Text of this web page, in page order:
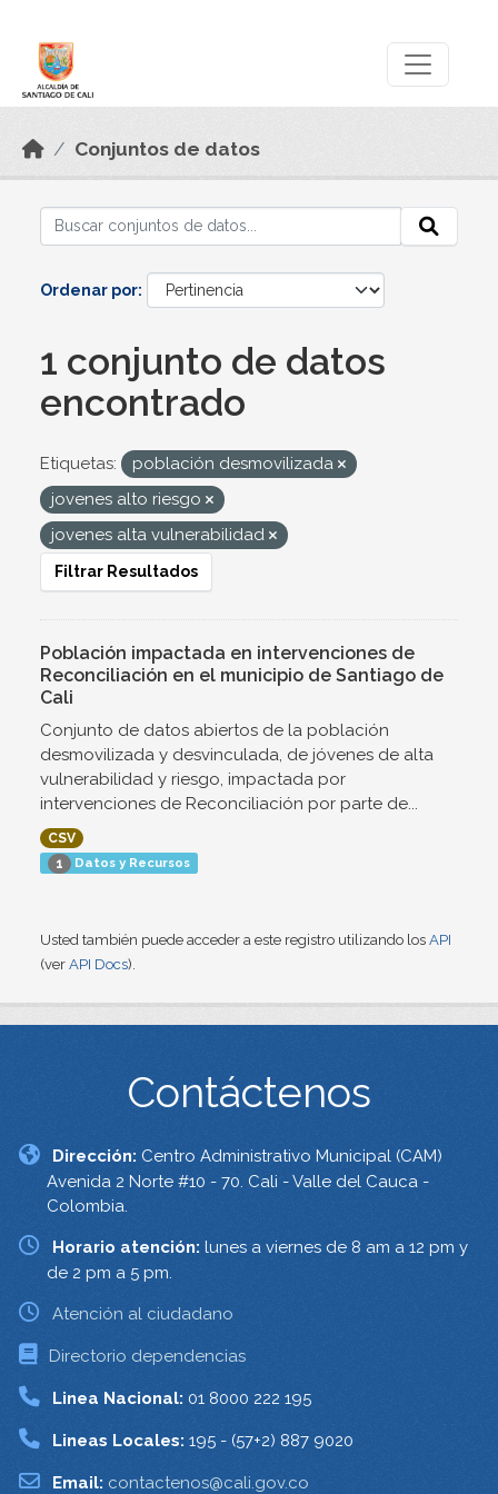
Conjuntos de datos
Ordenar por
1 conjunto de datos
encontrado
Etiquetas:
población desmovilizada
jovenes alto riesgo
jovenes alta vulnerabilidad
Filtrar Resultados
Población impactada en intervenciones de
Reconciliación en el municipio de Santiago de
Cali
Conjunto de datos abiertos de la población
desmovilizada y desvinculada, de jóvenes de alta
vulnerabilidad y riesgo, impactada por
intervenciones de Reconciliación por parte de...
CSV
1 Datos y Recursos
Usted también puede acceder a este registro utilizando los API
(ver API Docs).
Contáctenos
Dirección: Centro Administrativo Municipal (CAM)
Avenida 2 Norte #10 - 70. Cali - Valle del Cauca -
Colombia.
Horario atención: lunes a viernes de 8 am a 12 pm y
de 2 pm a 5 pm.
Atención al ciudadano
Directorio dependencias
Linea Nacional: 01 8000 222 195
Lineas Locales: 195 - (57+2) 887 9020
Email: contactenos@cali.gov.co